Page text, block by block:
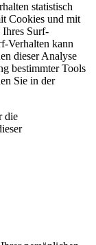
statistisch
Cookies und mit
Ihres Surf-
Verhalten kann
dieser Analyse
bestimmter Tools
Sie in der
die